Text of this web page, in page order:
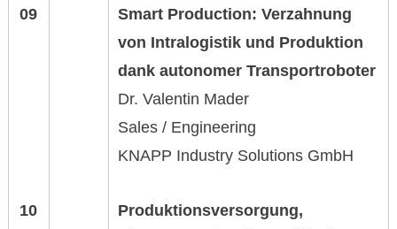
09
Smart Production: Verzahnung
von Intralogistik und Produktion
dank autonomer Transportroboter
Dr. Valentin Mader
Sales / Engineering
KNAPP Industry Solutions GmbH
10
Produktionsversorgung,